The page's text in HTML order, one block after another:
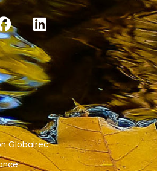
F
a
c
e
b
o
o
k
L
i
n
k
e
d
n
Globalrec